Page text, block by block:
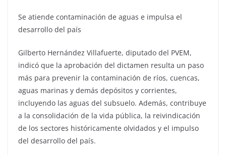
Se atiende contaminación de aguas e impulsa el
desarrollo del país
Gilberto Hernández Villafuerte, diputado del PVEM,
indicó que la aprobación del dictamen resulta un paso
más para prevenir la contaminación de ríos, cuencas,
aguas marinas y demás depósitos y corrientes,
incluyendo las aguas del subsuelo. Además, contribuye
a la consolidación de la vida pública, la reivindicación
de los sectores históricamente olvidados y el impulso
del desarrollo del país.